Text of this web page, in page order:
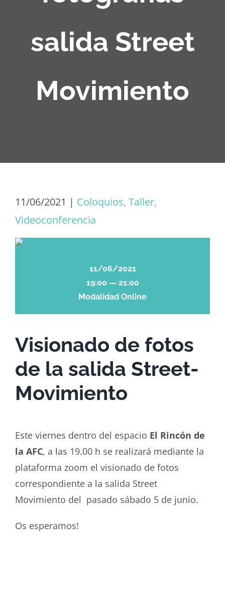
salida Street
Movimiento
11/06/2021 | Coloquios, Taller,
Videoconferencia
Visionado de fotos
de la salida Street-
Movimiento
Este viernes dentro del espacio El Rincón de
la AFC, a las 19.00 h se realizará mediante la
plataforma zoom el visionado de fotos
correspondiente a la salida Street
Movimiento del pasado sábado 5 de junio.
Os esperamos!
11/06/2021
19:00 — 21:00
Modalidad Online